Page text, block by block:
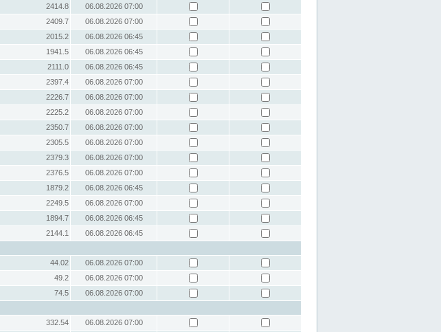
2414.8
06.08.2026 07:00
2409.7
06.08.2026 07:00
2015.2
06.08.2026 06:45
1941.5
06.08.2026 06:45
2111.0
06.08.2026 06:45
2397.4
06.08.2026 07:00
2226.7
06.08.2026 07:00
2225.2
06.08.2026 07:00
2350.7
06.08.2026 07:00
2305.5
06.08.2026 07:00
2379.3
06.08.2026 07:00
2376.5
06.08.2026 07:00
1879.2
06.08.2026 06:45
2249.5
06.08.2026 07:00
1894.7
06.08.2026 06:45
2144.1
06.08.2026 06:45
44.02
06.08.2026 07:00
49.2
06.08.2026 07:00
74.5
06.08.2026 07:00
332.54
06.08.2026 07:00